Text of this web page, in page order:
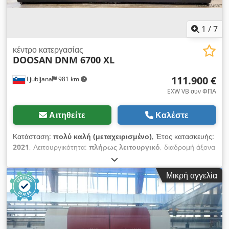
1 /7
Ljubljana 981 km
κέντρο κατεργασίας
DOOSAN DNM 6700 XL
111.900 €
EXW VB συν ΦΠΑ
Αιτηθείτε Καλέστε
Κατάσταση: πολύ καλή (μεταχειρισμένο), Έτος κατασκευής:
2021, Λειτουργικότητα: πλήρως λειτουργικό, διαδρομή άξονα
, διαδρομή άξονα Y:
625 χιλ., ταχεία μετατόπιση άξονα X:30 μ/λεπτό, ταχεία
μετακίνηση άξονας Y:30 μ/λεπτό, ταχεία μετακίνηση άξονα Z:
30 μ/λεπτό, ροπή στρέψης: 118 Nm
, κατασκευαστής
ελεγκτών:FANUC, μοντέλο ελεγκτή:FANUC I SERIES, μέγιστη
ταχύτητα ατράκτου:12.000 στρ./λ., απόσταση τραπεζιού έως
το κέντρο της ατράκτου:150 χιλ., μύτη ατράκτου:BT40,
Μικρή αγγελία